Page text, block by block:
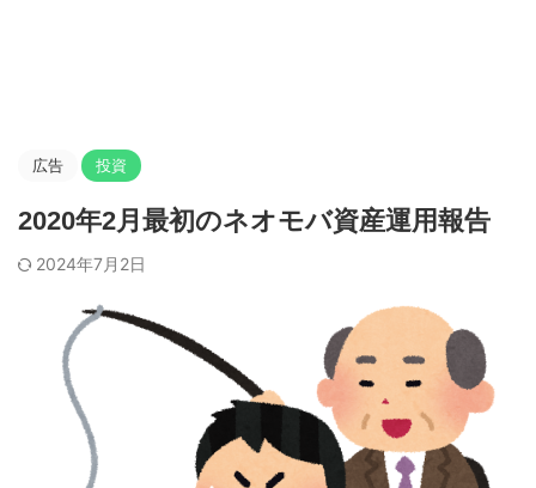
広告 投資
2020年2月最初のネオモバ資産運用報告
2024年7月2日